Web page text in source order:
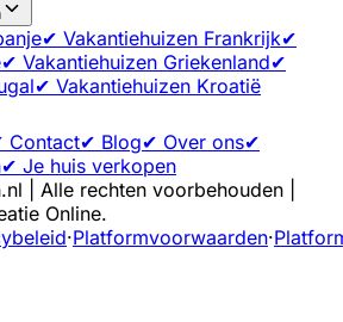
✔ Vakantiehuizen Frankrijk✔
✔ Vakantiehuizen Griekenland✔
✔ Vakantiehuizen Kroatië
Contact✔ Blog✔ Over ons✔
✔ Je huis verkopen
| Alle rechten voorbehouden |
Online.
·Platformvoorwaarden·